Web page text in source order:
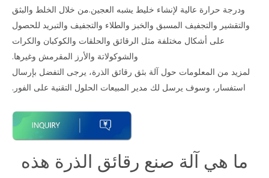
ودرجة حرارة عالية لإنشاء خليط يشبه العجين.من خلال الخلط والبثق
والتقشير والتجفيف المسبق والخبز والطلاء والتجفيف والتبريد للحصول
على أشكال مختلفة مثل الرقائق والحلقات والكوكبان والكرات
والشوكولاتة والأرز المقرمش وغيرها.
لمزيد من المعلومات حول آلة بثق رقائق الذرة، يرجى التفضل بإرسال
استفسار، وسوف يرسل لك مدير المبيعات الحلول التقنية على الفور.
ما هي آلة صنع رقائق الذرة هذه